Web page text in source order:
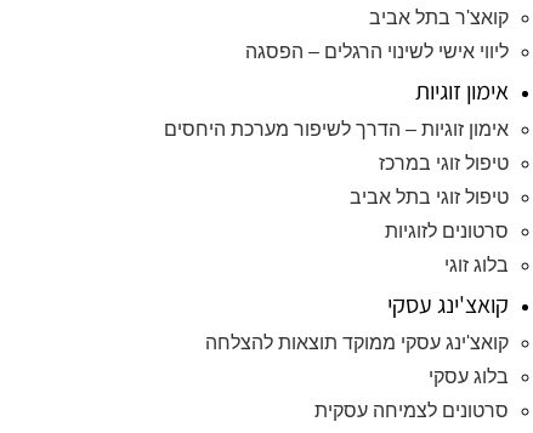
קואצ'ר בתל אביב
ליווי אישי לשינוי הרגלים – הפסגה
אימון זוגיות
אימון זוגיות – הדרך לשיפור מערכת היחסים
טיפול זוגי במרכז
טיפול זוגי בתל אביב
סרטונים לזוגיות
בלוג זוגי
קואצ'ינג עסקי
קואצ'ינג עסקי ממוקד תוצאות להצלחה
בלוג עסקי
סרטונים לצמיחה עסקית